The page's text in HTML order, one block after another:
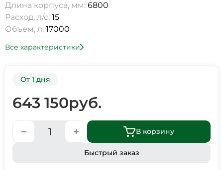
Длина корпуса, мм: 6800
Расход, л/с: 15
Объем, л: 17000
Все характеристики
От 1 дня
643 150руб.
В корзину
Быстрый заказ